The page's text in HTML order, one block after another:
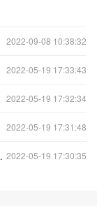
2022-09-08 10:38:32
2022-05-19 17:33:43
2022-05-19 17:32:34
2022-05-19 17:31:48
2022-05-19 17:30:35